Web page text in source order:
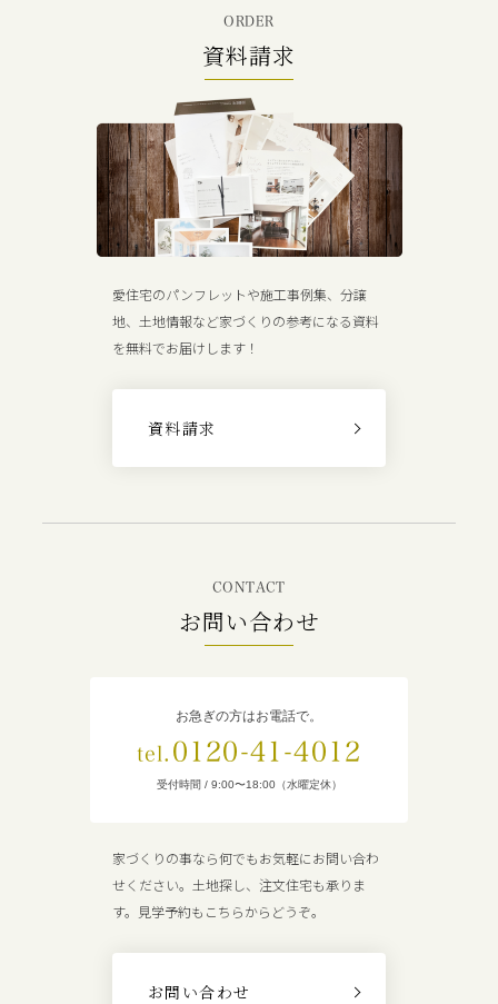
ORDER
資料請求
愛住宅のパンフレットや施工事例集、分譲
地、土地情報など家づくりの参考になる資料
を無料でお届けします！
資料請求
CONTACT
お問い合わせ
お急ぎの方はお電話で。
tel. 0120-41-4012
受付時間 / 9:00〜18:00（水曜定休）
家づくりの事なら何でもお気軽にお問い合わ
せください。土地探し、注文住宅も承りま
す。見学予約もこちらからどうぞ。
お問い合わせ